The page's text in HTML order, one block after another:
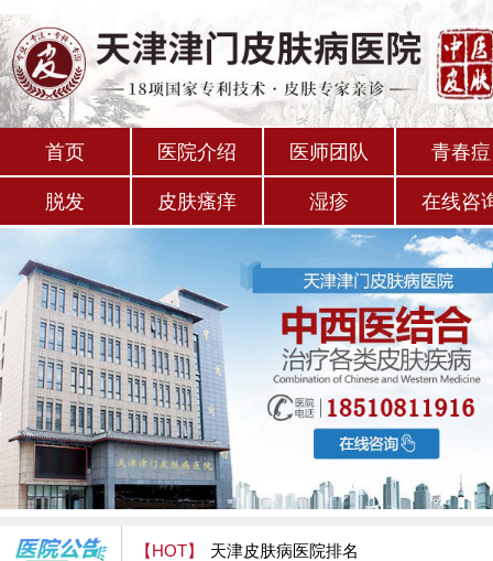
首页 医院介绍 医师团队 青春痘
脱发 皮肤瘙痒 湿疹 在线咨
【HOT】 天津皮肤病医院排名